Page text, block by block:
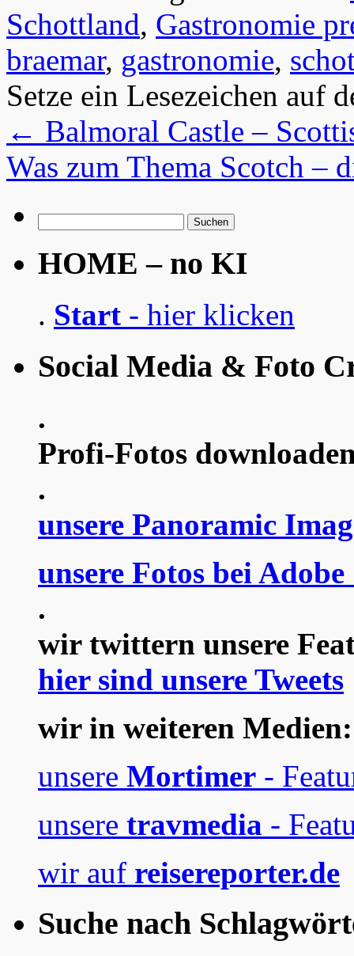
Schottland, Gastronomie
braemar, gastronomie,
Setze ein Lesezeichen auf
← Balmoral Castle –
Was zum Thema Scotch
nach:
HOME – no KI
. Start - hier klicken
Social Media & Foto
.
Profi-Fotos
.
unsere Panoramic
unsere Fotos bei
.
wir twittern unsere
hier sind unsere Tweets
wir in weiteren Medien:
unsere Mortimer -
unsere travmedia -
wir auf reisereporter.de
Suche nach